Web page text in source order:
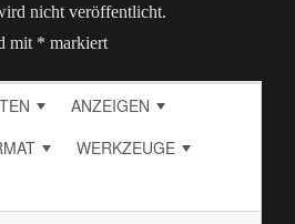
nicht veröffentlicht.
mit * markiert
ANZEIGEN
WERKZEUGE